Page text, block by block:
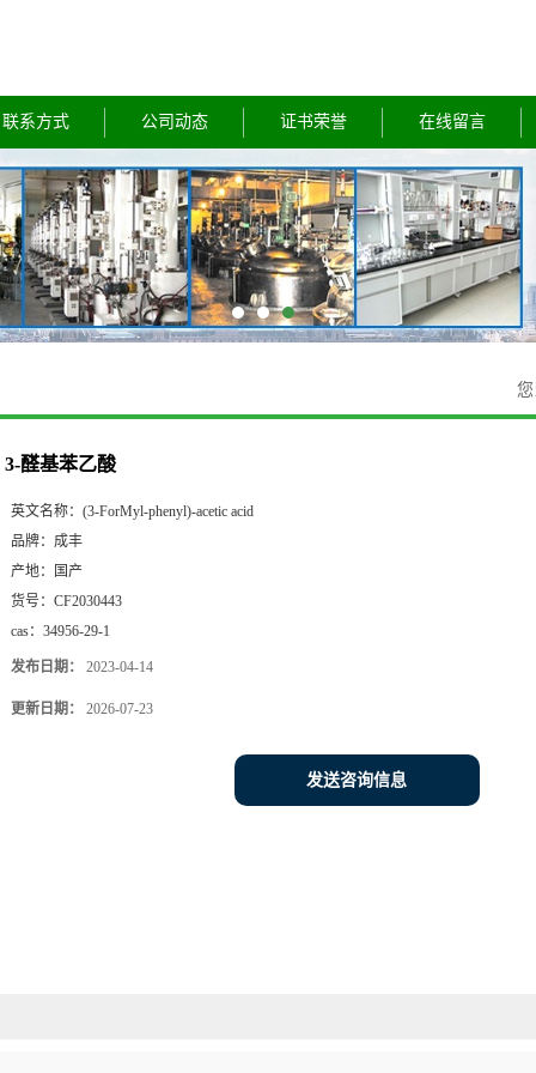
联系方式 公司动态 证书荣誉 在线留言
您
3-醛基苯乙酸
英文名称： (3-ForMyl-phenyl)-acetic acid
品牌： 成丰
产地：
国产
货号： CF2030443
cas： 34956-29-1
发布日期： 2023-04-14
更新日期： 2026-07-23
发送咨询信息